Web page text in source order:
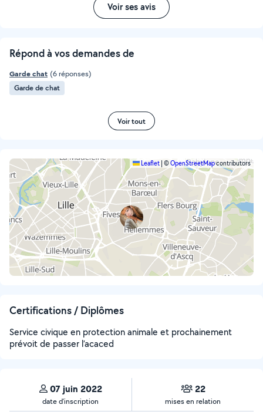
Voir ses avis
Répond à vos demandes de
Garde chat (6 réponses)
Garde de chat
Voir tout
Leaflet ©OpenStreetMapcontributors
Certifications / Diplômes
Service civique en protection animale et prochainement
prévoit de passer l’acaced
07 juin 2022
date d’inscription
22
mises en relation